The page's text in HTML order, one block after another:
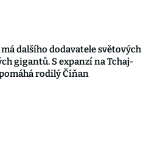
má dalšího dodavatele světových
gigantů. S expanzí na Tchaj-
rodilý Číňan